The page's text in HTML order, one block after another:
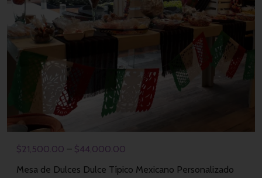
$21,500.00 – $44,000.00
Mesa de Dulces Dulce Típico Mexicano Personalizado